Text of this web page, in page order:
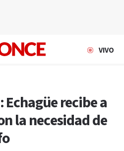
VIVO
recibe a
la necesidad de